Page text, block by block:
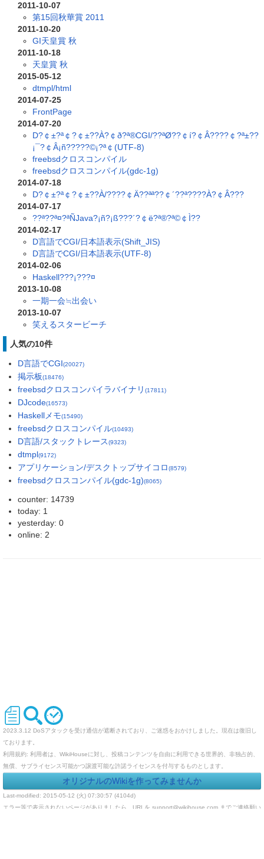
2011-10-07
第15回秋華賞 2011
2011-10-20
GI天皇賞 秋
2011-10-18
天皇賞 秋
2015-05-12
dtmpl/html
2014-07-25
FrontPage
2014-07-20
D?￠±?ª￠?￠±??À?￠ð?ª®CGI/??ªØ??￠í?￠Â????￠?ª±??
¡¯?￠Â¡ñ?????©¡?ª￠(UTF-8)
freebsdクロスコンパイル
freebsdクロスコンパイル(gdc-1g)
2014-07-18
D?￠±?ª￠?￠±??À/????￠Ä??ªª??￠´??ª????À?￠Â???
2014-07-17
??ª??ª¤?ªÑJava?¡ñ?¡ß???´?￠ë?ª®?ª©￠Ì??
2014-02-17
D言語でCGI/日本語表示(Shift_JIS)
D言語でCGI/日本語表示(UTF-8)
2014-02-06
Haskell???¡???¤
2013-10-08
一期一会≒出会い
2013-10-07
笑えるスタービーチ
人気の10件
D言語でCGI(20027)
掲示板(18476)
freebsdクロスコンパイラバイナリ (17811)
DJcode(16573)
Haskellメモ(15490)
freebsdクロスコンパイル(10493)
D言語/スタックトレース(9323)
dtmpl(9172)
アプリケーション/デスクトップサイコロ(8579)
freebsdクロスコンパイル(gdc-1g)(8065)
counter: 14739
today: 1
yesterday: 0
online: 2
2023.3.12 DoSアタックを受け通信が遮断されており、ご迷惑をおかけしました。現在は復旧し
ております。
利用規約: 利用者は、WikiHouseに対し、投稿コンテンツを自由に利用できる世界的、非独占的、
無償、サブライセンス可能かつ譲渡可能な許諾ライセンスを付与するものとします。
オリジナルのWikiを作ってみませんか
Last-modified: 2015-05-12 (火) 07:30:57 (4104d)
エラー等で表示されないページがありましたら、URLを support@wikihouse.com までご連絡願い